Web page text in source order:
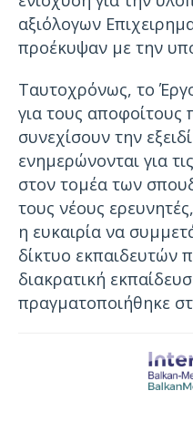
αξιόλογων
προέκυψαν με την
Ταυτοχρόνως, το
για τους
συνεχίσουν την
ενημερώνονται για
στον τομέα των
τους νέους
η ευκαιρία να
δίκτυο εκπαιδευτών
διακρατική
πραγματοποιήθηκε